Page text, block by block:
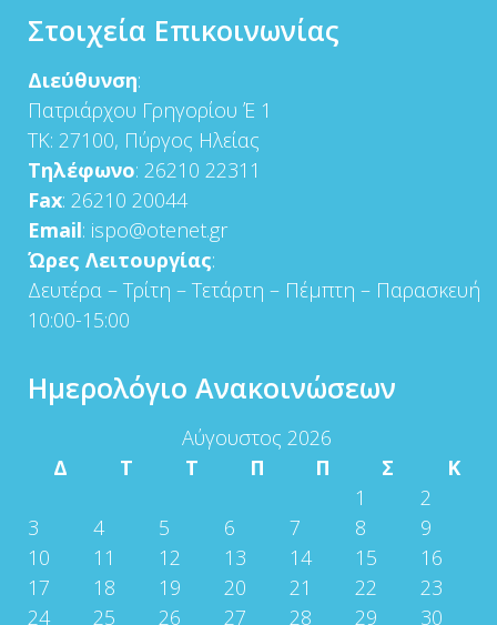
Στοιχεία Επικοινωνίας
Διεύθυνση:
Πατριάρχου Γρηγορίου Έ 1
ΤΚ: 27100, Πύργος Ηλείας
Τηλέφωνο: 26210 22311
Fax: 26210 20044
Email: ispo@otenet.gr
Ώρες Λειτουργίας:
Δευτέρα – Τρίτη – Τετάρτη – Πέμπτη – Παρασκευή
10:00-15:00
Ημερολόγιο Ανακοινώσεων
Αύγουστος 2026
Δ
Τ Τ Π Π Σ
Κ
1
2
3
4 5 6 7 8
9
10
11 12 13 14 15
16
17
18 19 20 21 22
23
24
25 26 27 28 29 30